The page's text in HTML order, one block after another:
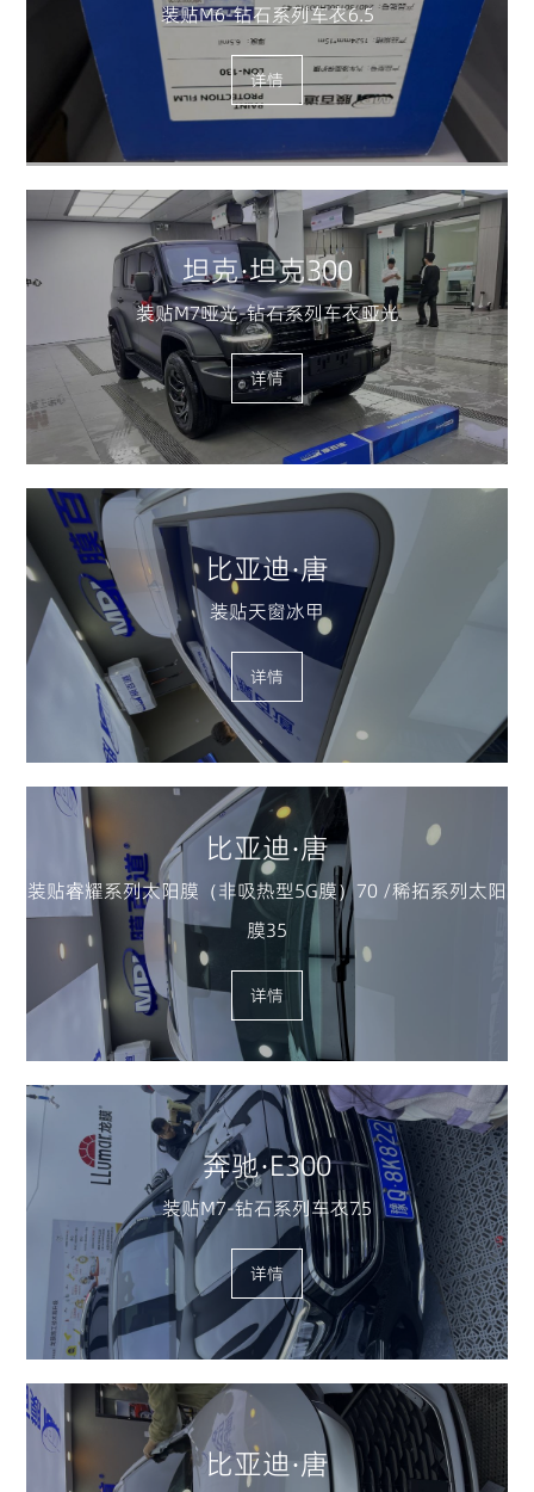
装贴M6-钻石系列车衣6.5
详情
坦克·坦克300
装贴M7哑光-钻石系列车衣哑光
详情
比亚迪·唐
装贴天窗冰甲
详情
比亚迪·唐
装贴睿耀系列太阳膜（非吸热型5G膜）70 /稀拓系列太阳
膜35
详情
奔驰·E300
装贴M7-钻石系列车衣7.5
详情
比亚迪·唐